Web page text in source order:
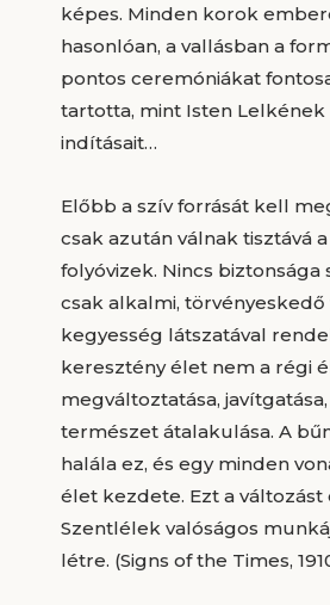
képes. Minden korok
hasonlóan, a vallásban a
pontos ceremóniákat
tartotta, mint Isten Lelkének
indításait…
Előbb a szív forrását kell
csak azután válnak tisztává
folyóvizek. Nincs biztonsága
csak alkalmi, törvényeskedő
kegyesség látszatával
keresztény élet nem a régi
megváltoztatása,
természet átalakulása. A
halála ez, és egy minden
élet kezdete. Ezt a változást
Szentlélek valóságos
létre. (Signs of the Times,